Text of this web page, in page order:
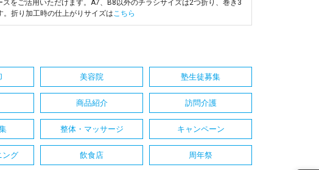
をご活用いただけます。A7、B8以外のチラシサイズは2つ折り、巻き3
折り加工時の仕上がりサイズは こちら
美容院 塾生徒募集
商品紹介 訪問介護
整体・マッサージ キャンペーン
ング 飲食店 周年祭